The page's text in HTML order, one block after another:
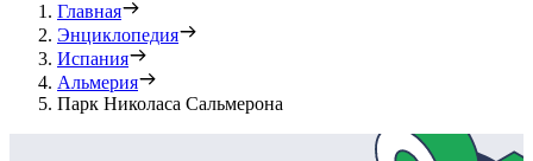
Главная
Энциклопедия
Испания
Альмерия
Парк Николаса Сальмерона